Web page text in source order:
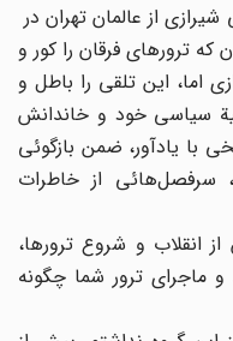
از عالمان تهران در
ترورهای فرقان را کور و
اما، این تلقی را باطل و
سیاسی خود و خاندانش
با یادآور، ضمن بازگوئی
سرفصل‌هائی از خاطرات
انقلاب و شروع ترورها،
ترور شما چگونه